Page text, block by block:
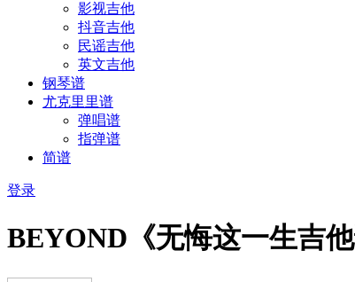
影视吉他
抖音吉他
民谣吉他
英文吉他
钢琴谱
尤克里里谱
弹唱谱
指弹谱
简谱
登录
BEYOND《无悔这一生吉